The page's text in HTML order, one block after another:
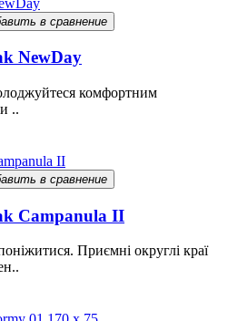
в сравнение
NewDay
комфортним
..
в сравнение
Campanula II
Приємні округлі краї